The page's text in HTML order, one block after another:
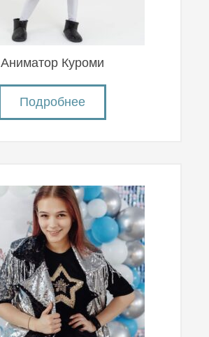
Аниматор Куроми
Подробнее